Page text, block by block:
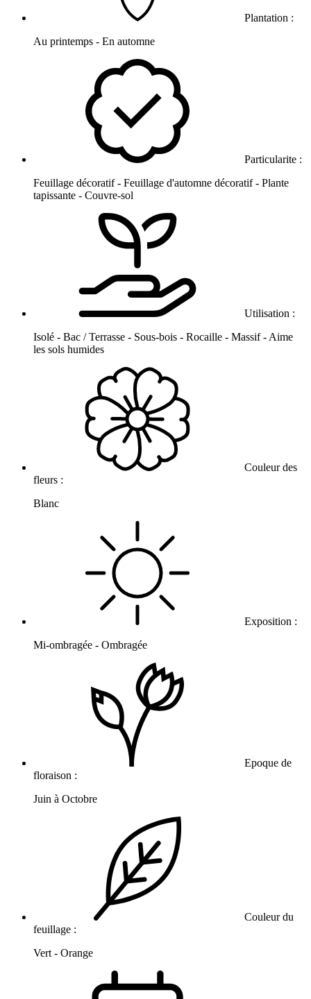
Plantation :
Au printemps - En automne
Particularite :
Feuillage décoratif - Feuillage d'automne décoratif - Plante
tapissante - Couvre-sol
Utilisation :
Isolé - Bac / Terrasse - Sous-bois - Rocaille - Massif - Aime
les sols humides
Couleur des
fleurs :
Blanc
Exposition :
Mi-ombragée - Ombragée
Epoque de
floraison :
Juin à Octobre
Couleur du
feuillage :
Vert - Orange